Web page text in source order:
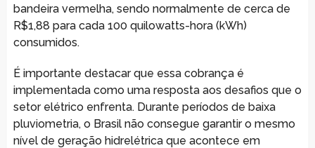
bandeira vermelha, sendo normalmente de cerca de
R$1,88 para cada 100 quilowatts-hora (kWh)
consumidos.
É importante destacar que essa cobrança é
implementada como uma resposta aos desafios que o
setor elétrico enfrenta. Durante períodos de baixa
pluviometria, o Brasil não consegue garantir o mesmo
nível de geração hidrelétrica que acontece em